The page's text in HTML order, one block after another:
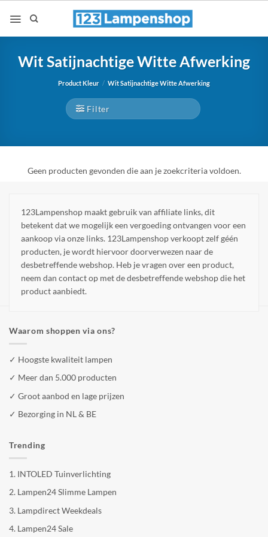
naar
Wit Satijnachtige Witte Afwerking
Product Kleur / Wit Satijnachtige Witte Afwerking
Filter
Geen producten gevonden die aan je zoekcriteria voldoen.
123Lampenshop maakt gebruik van affiliate links, dit
betekent dat we mogelijk een vergoeding ontvangen voor een
aankoop via onze links. 123Lampenshop verkoopt zelf géén
producten, je wordt hiervoor doorverwezen naar de
desbetreffende webshop. Heb je vragen over een product,
neem dan contact op met de desbetreffende webshop die het
product aanbiedt.
Waarom shoppen via ons?
✓ Hoogste kwaliteit lampen
✓ Meer dan 5.000 producten
✓ Groot aanbod en lage prijzen
✓ Bezorging in NL & BE
Trending
1. INTOLED Tuinverlichting
2. Lampen24 Slimme Lampen
3. Lampdirect Weekdeals
4. Lampen24 Sale